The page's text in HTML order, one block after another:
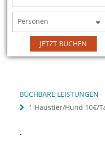
Personen
JETZT BUCHEN
BUCHBARE LEISTUNGEN
1 Haustier/Hund 10€/
.